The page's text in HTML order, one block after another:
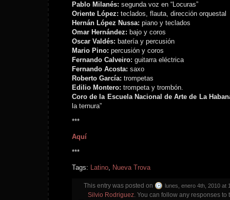
Pablo Milanés: segunda voz en “Locuras”
Oriente López: teclados, flauta, dirección orquestal
Hernán López Nussa: piano y teclados
Omar Hernández: bajo y coros
Oscar Valdés: batería y percusión
Mario Pino: percusión y coros
Fernando Calveiro: guitarra eléctrica
Fernando Acosta: saxo
Roberto García: trompetas
Edilio Montero: trompeta y trombón.
Coro de la Escuela Nacional de Arte de La
la ternura”
***
Aquí
***
Tags: Latino, Nueva Trova
This entry was posted on lunes, enero 4th, 2010 at
Silvio Rodriguez. You can follow any responses to